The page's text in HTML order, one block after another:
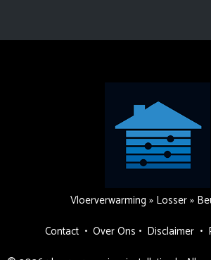
Vloerverwarming » Losser»
Contact • Over Ons • Disclaimer •